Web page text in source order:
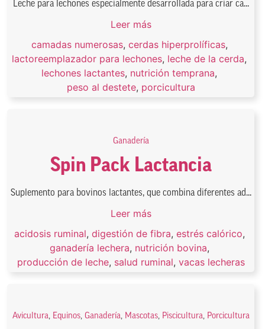
Leche para lechones especialmente desarrollada para criar ca...
Leer más
camadas numerosas, cerdas hiperprolíficas,
lactoreemplazador para lechones, leche de la cerda,
lechones lactantes, nutrición temprana,
peso al destete, porcicultura
Ganadería
Spin Pack Lactancia
Suplemento para bovinos lactantes, que combina diferentes ad...
Leer más
acidosis ruminal, digestión de fibra, estrés calórico,
ganadería lechera, nutrición bovina,
producción de leche, salud ruminal, vacas lecheras
Avicultura, Equinos, Ganadería, Mascotas, Piscicultura, Porcicultura